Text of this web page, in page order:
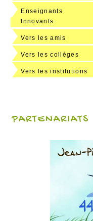
Enseignants
Innovants
Vers les amis
Vers les collèges
Vers les institutions
PARTENARIATS